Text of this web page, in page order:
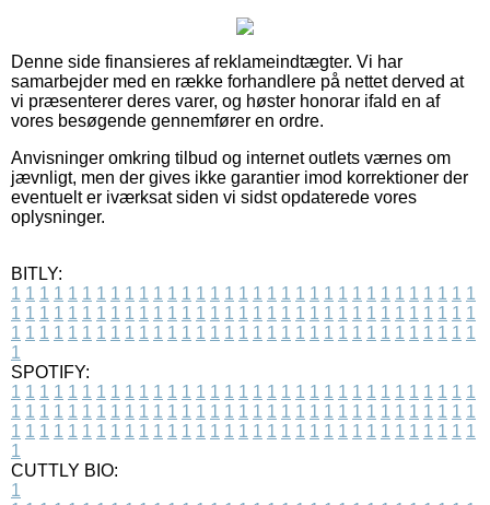
Denne side finansieres af reklameindtægter. Vi har
samarbejder med en række forhandlere på nettet derved at
vi præsenterer deres varer, og høster honorar ifald en af
vores besøgende gennemfører en ordre.
Anvisninger omkring tilbud og internet outlets værnes om
jævnligt, men der gives ikke garantier imod korrektioner der
eventuelt er iværksat siden vi sidst opdaterede vores
oplysninger.
BITLY:
1 1 1 1 1 1 1 1 1 1 1 1 1 1 1 1 1 1 1 1 1 1 1 1 1 1 1 1 1 1 1 1 1
1 1 1 1 1 1 1 1 1 1 1 1 1 1 1 1 1 1 1 1 1 1 1 1 1 1 1 1 1 1 1 1 1
1 1 1 1 1 1 1 1 1 1 1 1 1 1 1 1 1 1 1 1 1 1 1 1 1 1 1 1 1 1 1 1 1
1
SPOTIFY:
1 1 1 1 1 1 1 1 1 1 1 1 1 1 1 1 1 1 1 1 1 1 1 1 1 1 1 1 1 1 1 1 1
1 1 1 1 1 1 1 1 1 1 1 1 1 1 1 1 1 1 1 1 1 1 1 1 1 1 1 1 1 1 1 1 1
1 1 1 1 1 1 1 1 1 1 1 1 1 1 1 1 1 1 1 1 1 1 1 1 1 1 1 1 1 1 1 1 1
1
CUTTLY BIO:
1